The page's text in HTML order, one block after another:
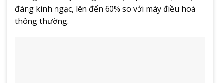
đáng kinh ngạc, lên đến 60% so với máy điều hoà
thông thường.